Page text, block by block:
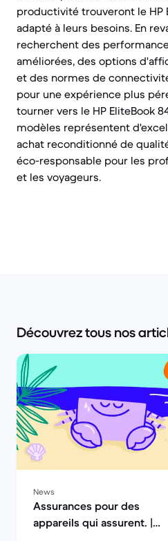
productivité trouveront le HP
adapté à leurs besoins. En
recherchent des
améliorées, des options
et des normes de
pour une expérience plus
tourner vers le HP EliteBook
modèles représentent
achat reconditionné de
éco-responsable pour les
et les voyageurs.
Découvrez tous nos
News
Assurances pour des
appareils qui assurent. |